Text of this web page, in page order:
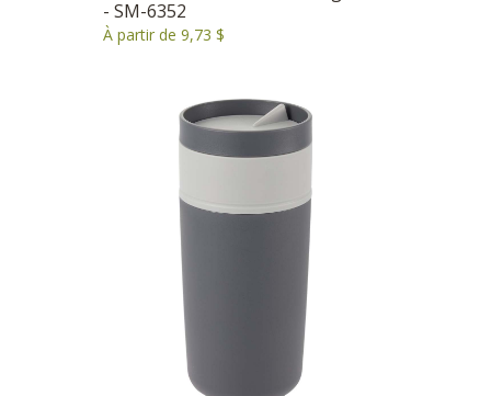
- SM-6352
À partir de 9,73 $